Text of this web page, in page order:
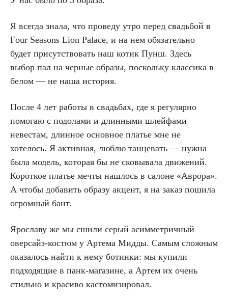
Я всегда знала, что проведу утро перед свадьбой в
Four Seasons Lion Palace, и на нем обязательно
будет присутствовать наш котик Пунш. Здесь
выбор пал на черные образы, поскольку классика в
белом — не наша история.
После 4 лет работы в свадьбах, где я регулярно
помогаю с подолами и длинными шлейфами
невестам, длинное основное платье мне не
хотелось. Я активная, люблю танцевать — нужна
была модель, которая бы не сковывала движений.
Короткое платье мечты нашлось в салоне «Аврора».
А чтобы добавить образу акцент, я на заказ пошила
огромный бант.
Ярославу же мы сшили серый асимметричный
оверсайз-костюм у Артема Мидды. Самым сложным
оказалось найти к нему ботинки: мы купили
подходящие в панк-магазине, а Артем их очень
стильно и красиво кастомизировал.